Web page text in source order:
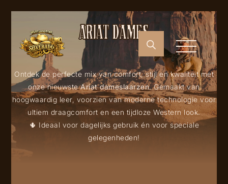
ARIAT DAMES
Ontdek de perfecte mix van comfort, stijl en kwaliteit met
onze nieuwsteAriat dameslaarzen. Gemaakt van
hoogwaardig leer, voorzien van moderne technologie voor
ultiem draagcomfort en een tijdloze Western look.
🌵 Ideaal voor dagelijks gebruik én voor speciale
gelegenheden!